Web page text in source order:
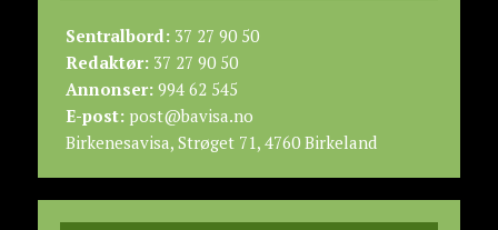
Sentralbord:37 27 90 50
Redaktør:37 27 90 50
Annonser:994 62 545
E-post:post@bavisa.no
Birkenesavisa, Strøget 71, 4760 Birkeland